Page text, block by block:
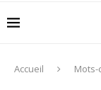
Accueil Mots-